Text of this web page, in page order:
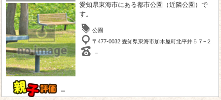
－
愛知県東海市にある都市公園（近隣公園）で
す。
公園
〒477-0032 愛知県東海市加木屋町北平井５７−２
－